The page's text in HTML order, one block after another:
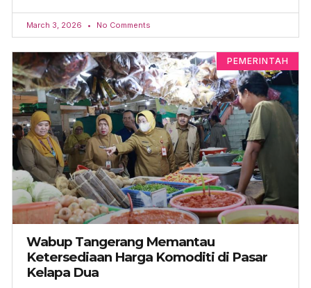
March 3, 2026 No Comments
PEMERINTAH
Wabup Tangerang Memantau
Ketersediaan Harga Komoditi di Pasar
Kelapa Dua